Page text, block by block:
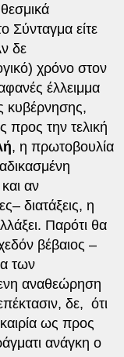
Σύνταγμα είτε
δε
χρόνο στον
έλλειμμα
κυβέρνησης,
προς την τελική
, η πρωτοβουλία
αν
διατάξεις, η
Παρότι θα
βέβαιος –
των
αναθεώρηση
δε, ότι
ως προς
ανάγκη ο